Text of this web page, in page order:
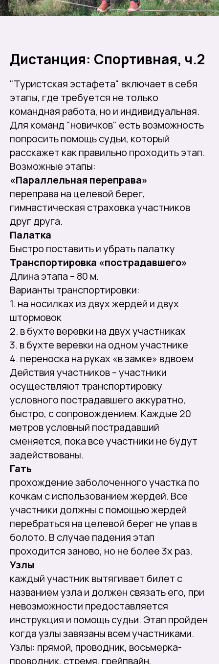
Дистанция: Спортивная, ч.2
"Туристская эстафета" включает в себя
этапы, где требуется не только
командная работа, но и индивидуальная.
Для команд "новичков" есть возможность
попросить помощь судьи, который
расскажет как правильно проходить этап.
Возможные этапы:
«Параллельная переправа»
переправа на целевой берег,
гимнастическая страховка участников
друг друга.
Палатка
Быстро поставить и убрать палатку
Транспортировка «пострадавшего»
Длина этапа – 80 м.
Варианты транспортировки:
1. на носилках из двух жердей и двух
штормовок
2. в бухте веревки на двух участниках
3. в бухте веревки на одном участнике
4. переноска на руках «в замке» вдвоем
Действия участников – участники
осуществляют транспортировку
условного пострадавшего аккуратно,
быстро, с сопровождением. Каждые 20
метров условный пострадавший
сменяется, пока все участники не будут
задействованы.
Гать
прохождение заболоченного участка по
кочкам с использованием жердей. Все
участники должны с помощью жердей
перебраться на целевой берег не упав в
болото. В случае падения этап
проходится заново, но не более 3х раз.
Узлы
каждый участник вытягивает билет с
названием узла и должен связать его, при
невозможности предоставляется
инструкция и помощь судьи. Этап пройден
когда узлы завязаны всем участниками.
Узлы: прямой, проводник, восьмерка-
проводник, стремя, грейпвайн,